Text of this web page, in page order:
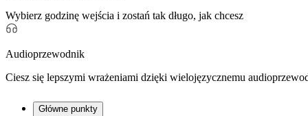
Wybierz godzinę wejścia i zostań tak długo, jak chcesz
Audioprzewodnik
Ciesz się lepszymi wrażeniami dzięki wielojęzycznemu
Główne punkty